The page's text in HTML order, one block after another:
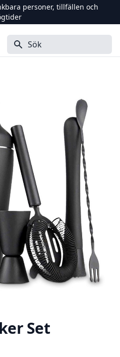
personer, tillfällen och
Sök
Set